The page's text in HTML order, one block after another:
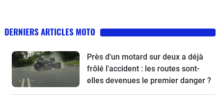
DERNIERS ARTICLES MOTO
Près d'un motard sur deux a déjà
frôlé l'accident : les routes sont-
elles devenues le premier danger ?